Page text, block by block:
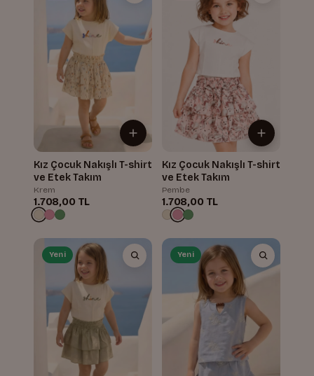
Kız Çocuk Nakışlı T-shirt
ve Etek Takım
Krem
1.708,00 TL
Kız Çocuk Nakışlı T-shirt
ve Etek Takım
Pembe
1.708,00 TL
Yeni Yeni